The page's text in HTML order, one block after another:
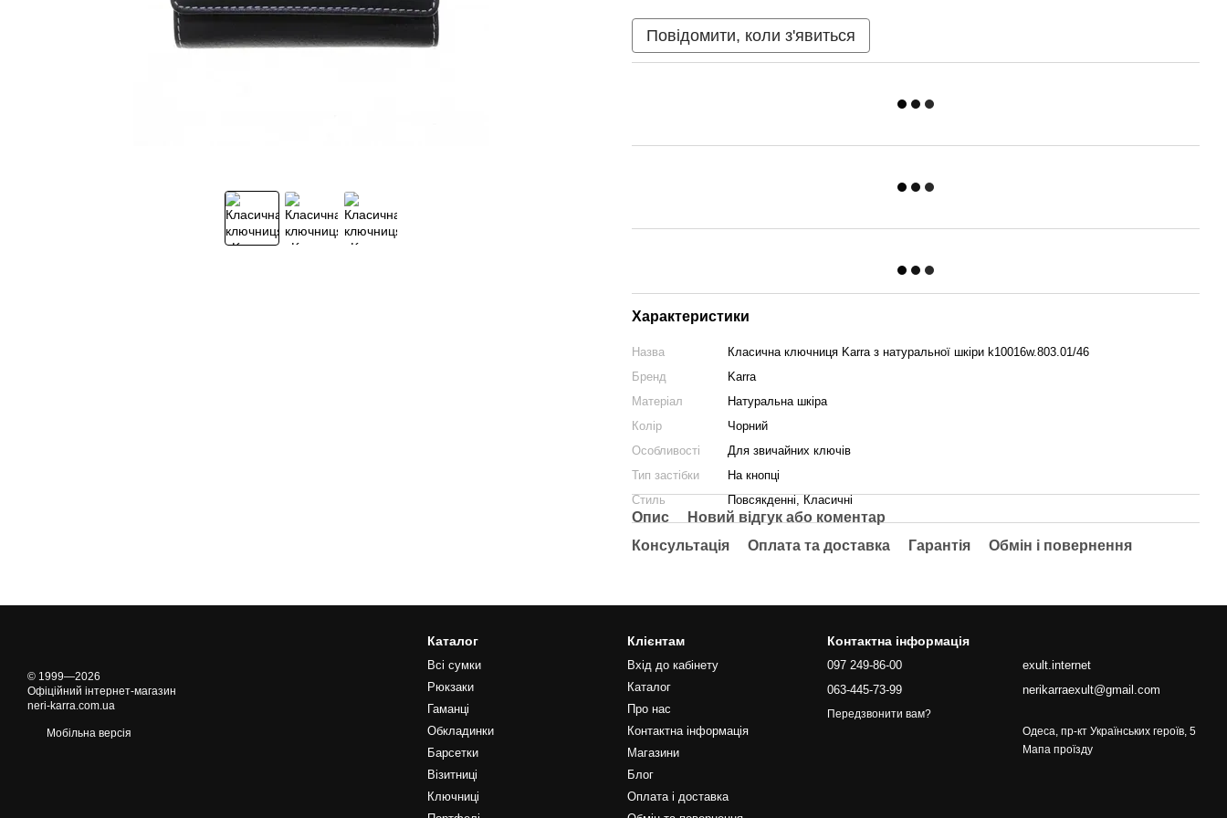
Повідомити, коли з'явиться
Характеристики
Назва
Класична ключниця Karra з натуральної шкіри k10016w.803.01/46
Бренд
Karra
Матеріал
Натуральна шкіра
Колір
Чорний
Особливості
Для звичайних ключів
Тип застібки
На кнопці
Стиль
Повсякденні, Класичні
Опис
Новий відгук або коментар
Консультація
Оплата та доставка Гарантія Обмін і повернення
© 1999—2026
Офіційний інтернет-магазин
neri-karra.com.ua
Мобільна версія
Каталог
Всі сумки
Рюкзаки
Гаманці
Обкладинки
Барсетки
Візитниці
Ключниці
Клієнтам
Вхід до кабінету
Каталог
Про нас
Контактна інформація
Магазини
Блог
Оплата і доставка
Контактна інформація
097 249-86-00
063-445-73-99
Передзвонити вам?
exult.internet
nerikarraexult@gmail.com
Одеса, пр-кт Українських героїв, 5
Мапа проїзду